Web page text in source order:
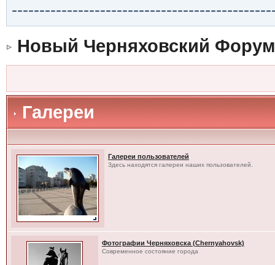
Новый Черняховский Форум
Галереи
Галереи пользователей
Здесь находятся галереи наших пользователей.
Фотографии Черняховска (Chernyahovsk)
Современное состояние города